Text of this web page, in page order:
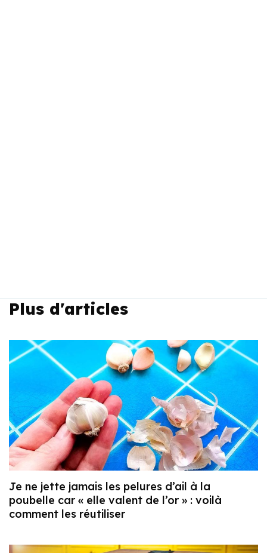
Plus d'articles
Je ne jette jamais les pelures d’ail à la
poubelle car « elle valent de l’or » : voilà
comment les réutiliser